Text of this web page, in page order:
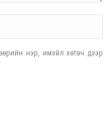
нэр, имэйл хөтөч дээр